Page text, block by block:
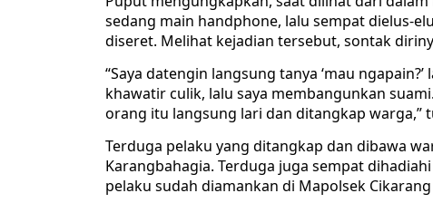
sedang main handphone, lalu sempat dielus-
diseret. Melihat kejadian tersebut, sontak
“Saya datengin langsung tanya ‘mau
khawatir culik, lalu saya membangunkan
orang itu langsung lari dan ditangkap warga,”
Terduga pelaku yang ditangkap dan dibawa
Karangbahagia. Terduga juga sempat
pelaku sudah diamankan di Mapolsek